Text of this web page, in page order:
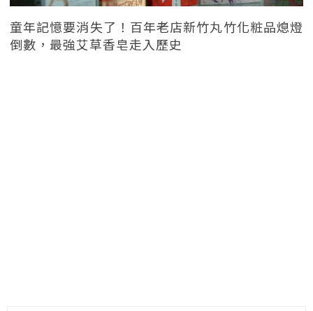
童年記憶要消失了！百年老店新竹丸竹化粧品熄燈
倒數，最強艾草香皂走入歷史